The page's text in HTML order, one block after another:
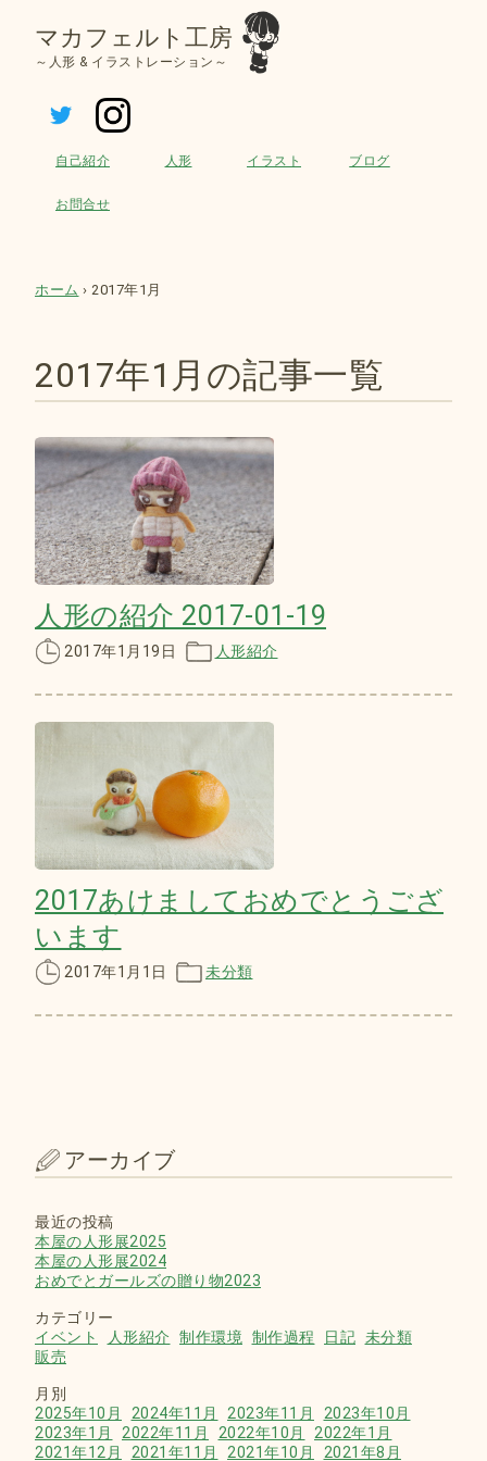
マカフェルト工房
～人形 & イラストレーション～
ツイッター
自己紹介 人形 イラスト ブログ
お問合せ
ホーム › 2017年1月
2017年1月の記事一覧
人形の紹介 2017-01-19
2017年1月19日 人形紹介
2017あけましておめでとうござ
います
2017年1月1日 未分類
アーカイブ
最近の投稿
本屋の人形展2025
本屋の人形展2024
おめでとガールズの贈り物2023
カテゴリー
イベント
人形紹介 制作環境 制作過程 日記 未分類
販売
月別
2025年10月
2024年11月 2023年11月
2023年10月
2023年1月
2022年11月 2022年10月
2022年1月
2021年12月
2021年11月 2021年10月 2021年8月